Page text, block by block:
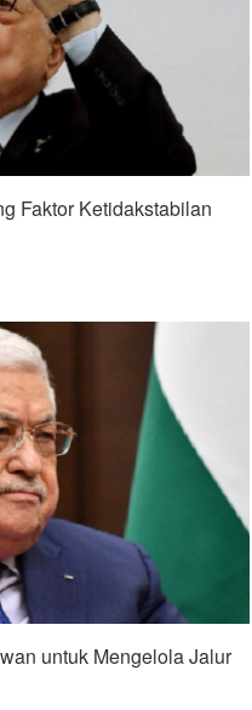
Faktor Ketidakstabilan
untuk Mengelola Jalur